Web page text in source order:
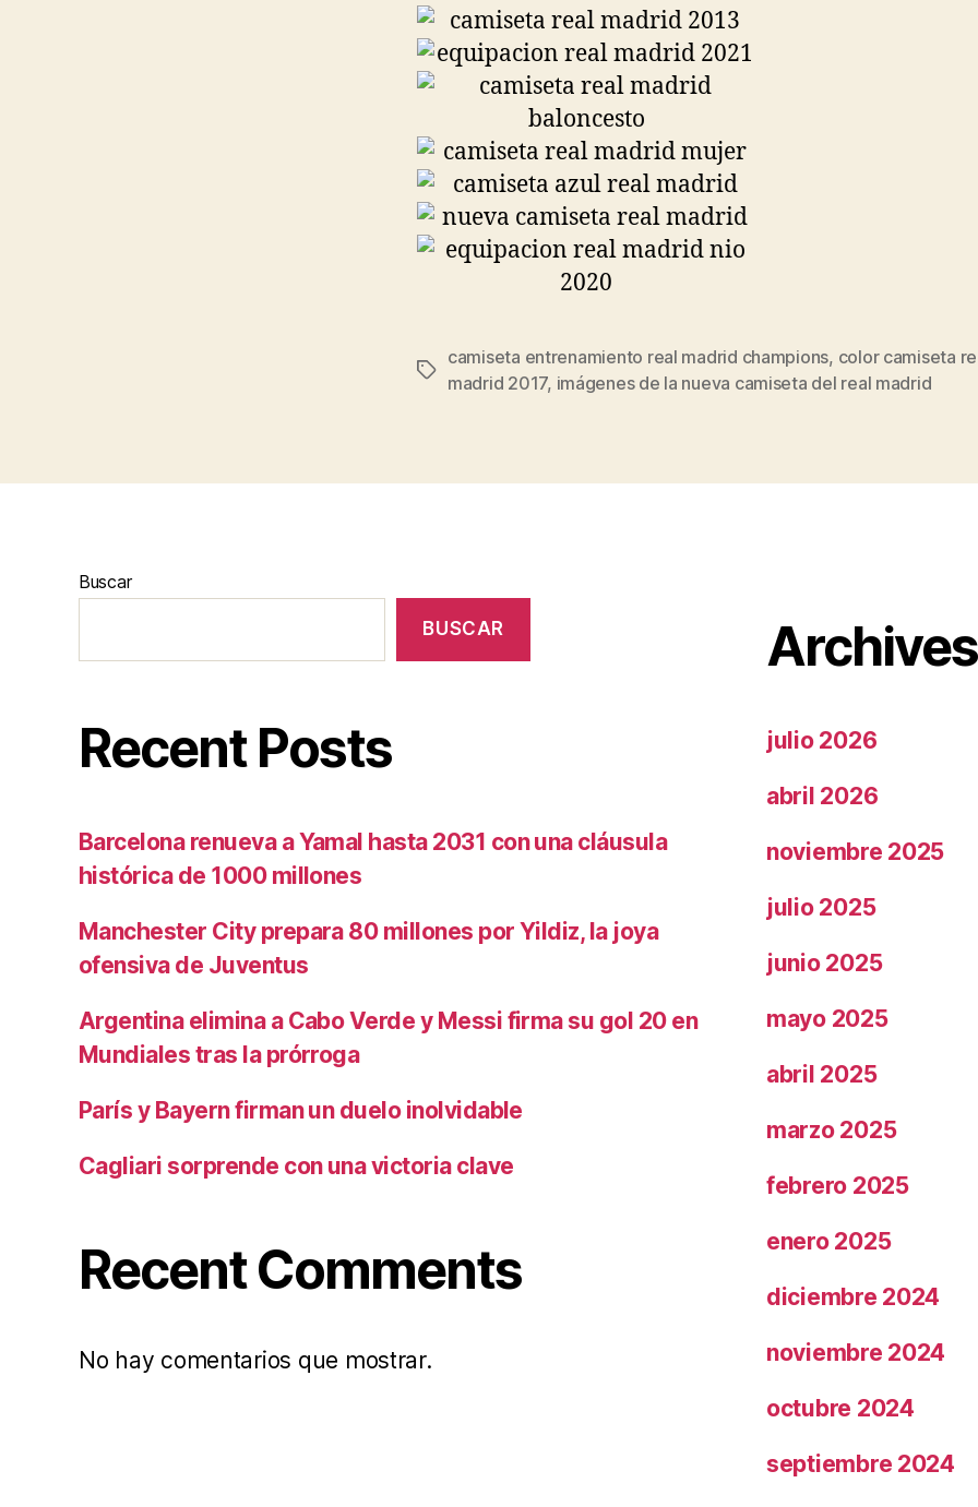
Etiquetas
camiseta entrenamiento real madrid champions, color camiseta
madrid 2017, imágenes de la nueva camiseta del real madrid
Buscar
BUSCAR
Recent Posts
Barcelona renueva a Yamal hasta 2031 con una cláusula
histórica de 1000 millones
Manchester City prepara 80 millones por Yildiz, la joya
ofensiva de Juventus
Argentina elimina a Cabo Verde y Messi firma su gol 20 en
Mundiales tras la prórroga
París y Bayern firman un duelo inolvidable
Cagliari sorprende con una victoria clave
Recent Comments
No hay comentarios que mostrar.
Archives
julio 2026
abril 2026
noviembre 2025
julio 2025
junio 2025
mayo 2025
abril 2025
marzo 2025
febrero 2025
enero 2025
diciembre 2024
noviembre 2024
octubre 2024
septiembre 2024